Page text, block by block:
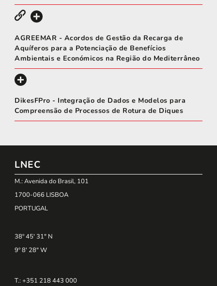
AGREEMAR - Acordos de Gestão da Recarga de
Aquíferos para a Potenciação de Benefícios
Ambientais e Económicos na Região do Mediterrâneo
DikesFPro - Integração de Dados e Modelos para
Compreensão de Processos de Rotura de Diques
LNEC
M.: Avenida do Brasil, 101
1700-066 LISBOA
PORTUGAL
38º 45' 31" N
9º 8' 28" W
T.: +351 218 443 000